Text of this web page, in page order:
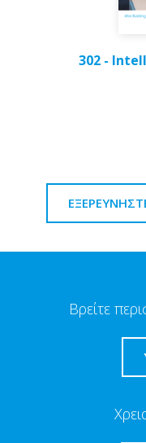
302 -
Βρείτε